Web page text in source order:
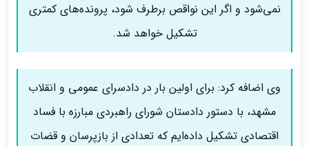
نمی‌شود و اگر این نواقص برطرف شود، پرونده‌های کمتری
تشکیل خواهد شد.
وی اضافه کرد: برای اولین بار در دادسرای عمومی و انقلاب
مشهد، با دستور دادستان شورای راهبردی مبارزه با فساد
اقتصادی تشکیل داده‌ایم که تعدادی از بازپرسان و قضات